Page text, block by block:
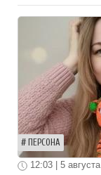
ПЕРСОНА
12:03 | 5 августа